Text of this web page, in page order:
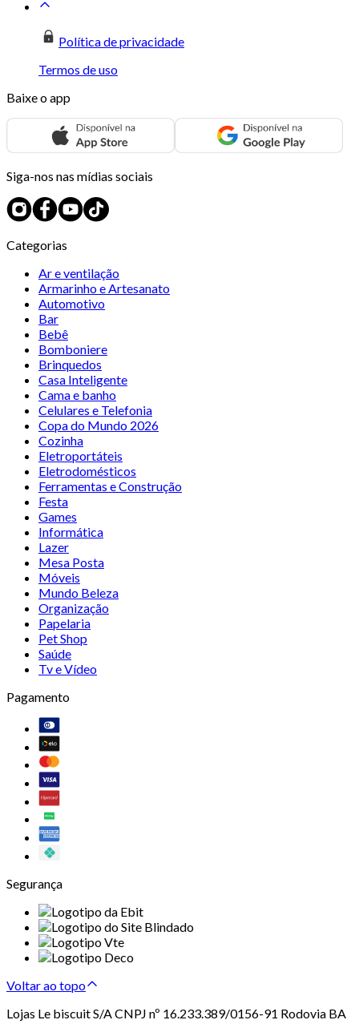
Política de privacidade
Termos de uso
Baixe o app
Siga-nos nas mídias sociais
Categorias
Ar e ventilação
Armarinho e Artesanato
Automotivo
Bar
Bebê
Bomboniere
Brinquedos
Casa Inteligente
Cama e banho
Celulares e Telefonia
Copa do Mundo 2026
Cozinha
Eletroportáteis
Eletrodomésticos
Ferramentas e Construção
Festa
Games
Informática
Lazer
Mesa Posta
Móveis
Mundo Beleza
Organização
Papelaria
Pet Shop
Saúde
Tv e Vídeo
Pagamento
Segurança
Voltar ao topo
Lojas Le biscuit S/A CNPJ nº 16.233.389/0156-91 Rodovia BA